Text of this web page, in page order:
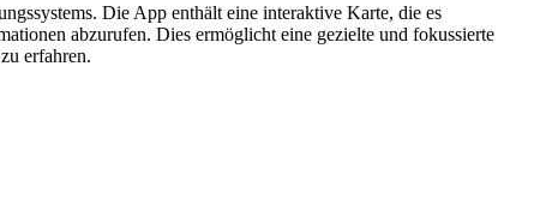
Die App enthält eine interaktive Karte, die es
abzurufen. Dies ermöglicht eine gezielte und fokussierte
erfahren.